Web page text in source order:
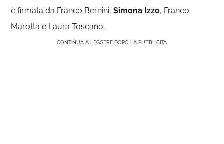
è firmata da Franco Bernini,Simona Izzo, Franco
Marotta e Laura Toscano.
CONTINUA A LEGGERE DOPO LA PUBBLICITÀ